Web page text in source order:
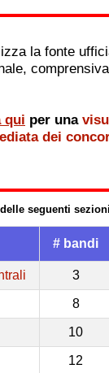
la fonte
qui per una
dei
seguenti
# bandi
3
8
10
12